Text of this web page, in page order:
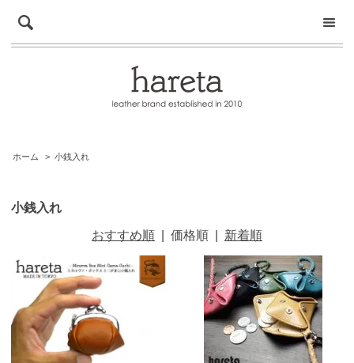
ホーム > 小銭入れ
小銭入れ
おすすめ順 価格順 新着順